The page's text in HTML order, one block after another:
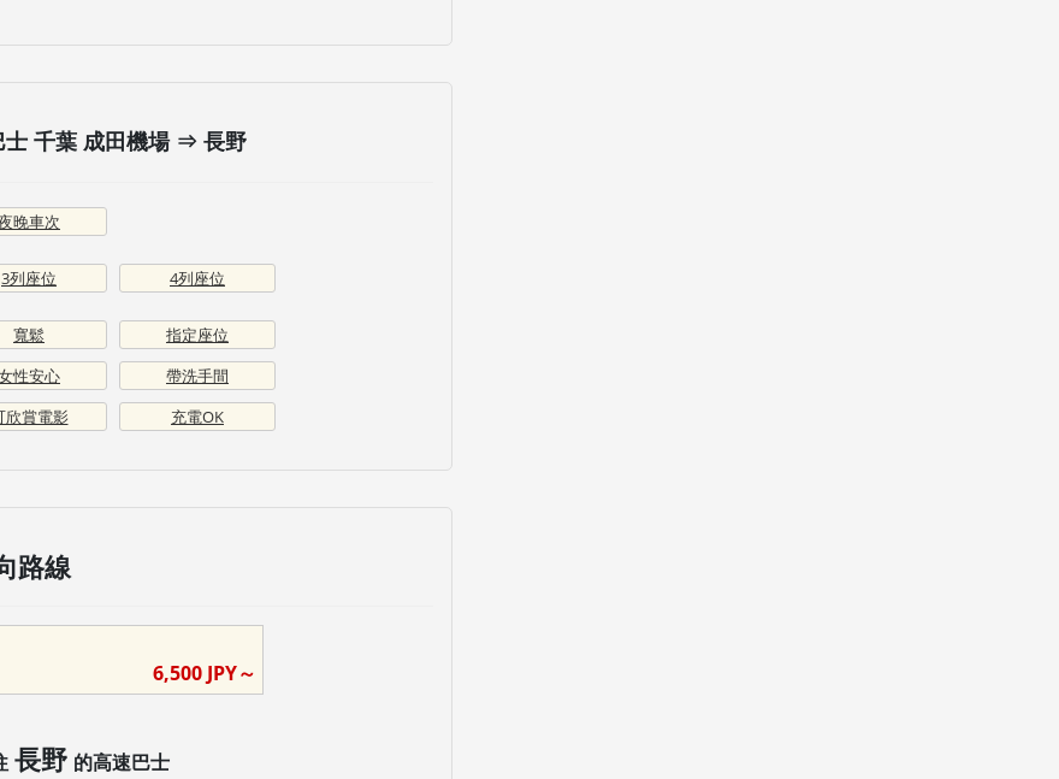
士 千葉 成田機場 ⇒ 長野
晚車次
3列座位 4列座位
寬鬆
指定座位
性安心
帶洗手間
欣賞電影 充電OK
路線
6,500 JPY～
長野 的高速巴士